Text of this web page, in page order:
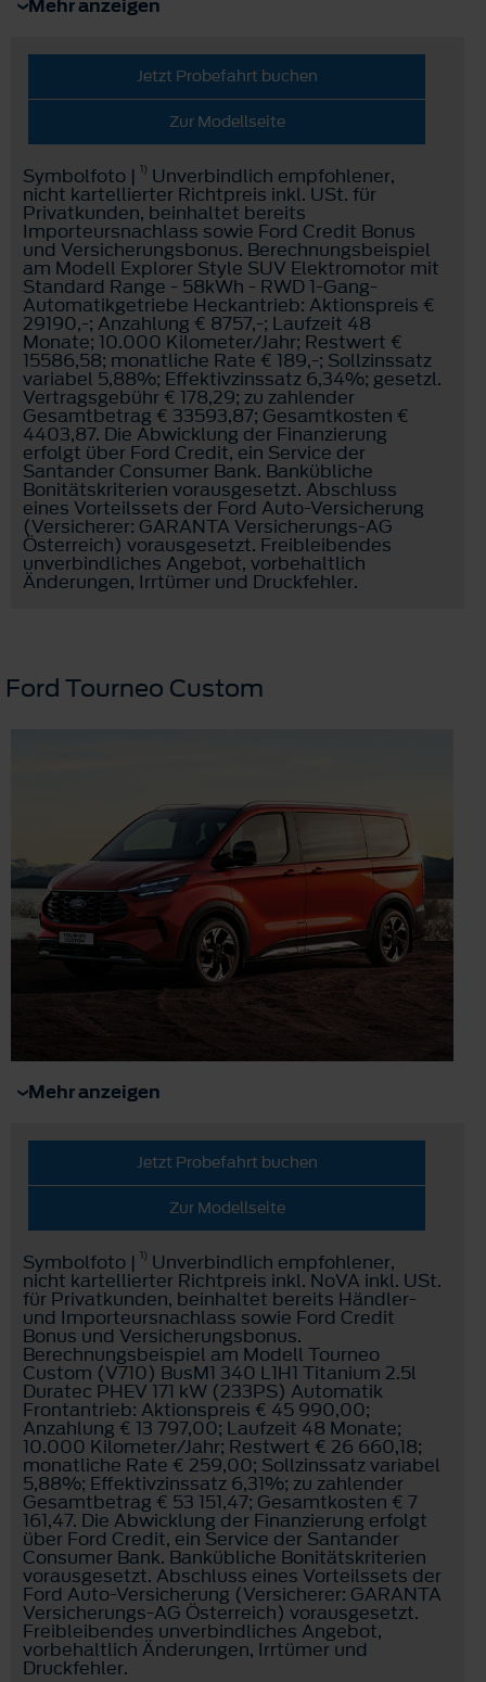
Mehr anzeigen
Jetzt Probefahrt buchen
Zur Modellseite
Symbolfoto | 1) Unverbindlich empfohlener,
nicht kartellierter Richtpreis inkl. USt. für
Privatkunden, beinhaltet bereits
Importeursnachlass sowie Ford Credit Bonus
und Versicherungsbonus. Berechnungsbeispiel
am Modell Explorer Style SUV Elektromotor mit
Standard Range - 58kWh - RWD 1-Gang-
Automatikgetriebe Heckantrieb: Aktionspreis €
29190,-; Anzahlung € 8757,-; Laufzeit 48
Monate; 10.000 Kilometer/Jahr; Restwert €
15586,58; monatliche Rate € 189,-; Sollzinssatz
variabel 5,88%; Effektivzinssatz 6,34%; gesetzl.
Vertragsgebühr € 178,29; zu zahlender
Gesamtbetrag € 33593,87; Gesamtkosten €
4403,87. Die Abwicklung der Finanzierung
erfolgt über Ford Credit, ein Service der
Santander Consumer Bank. Bankübliche
Bonitätskriterien vorausgesetzt. Abschluss
eines Vorteilssets der Ford Auto-Versicherung
(Versicherer: GARANTA Versicherungs-AG
Österreich) vorausgesetzt. Freibleibendes
unverbindliches Angebot, vorbehaltlich
Änderungen, Irrtümer und Druckfehler.
Ford Tourneo Custom
Mehr anzeigen
Jetzt Probefahrt buchen
Zur Modellseite
Symbolfoto | 1) Unverbindlich empfohlener,
nicht kartellierter Richtpreis inkl. NoVA inkl. USt.
für Privatkunden, beinhaltet bereits Händler-
und Importeursnachlass sowie Ford Credit
Bonus und Versicherungsbonus.
Berechnungsbeispiel am Modell Tourneo
Custom (V710) BusM1 340 L1H1 Titanium 2.5l
Duratec PHEV 171 kW (233PS) Automatik
Frontantrieb: Aktionspreis € 45 990,00;
Anzahlung € 13 797,00; Laufzeit 48 Monate;
10.000 Kilometer/Jahr; Restwert € 26 660,18;
monatliche Rate € 259,00; Sollzinssatz variabel
5,88%; Effektivzinssatz 6,31%; zu zahlender
Gesamtbetrag € 53 151,47; Gesamtkosten € 7
161,47. Die Abwicklung der Finanzierung erfolgt
über Ford Credit, ein Service der Santander
Consumer Bank. Bankübliche Bonitätskriterien
vorausgesetzt. Abschluss eines Vorteilssets der
Ford Auto-Versicherung (Versicherer: GARANTA
Versicherungs-AG Österreich) vorausgesetzt.
Freibleibendes unverbindliches Angebot,
vorbehaltlich Änderungen, Irrtümer und
Druckfehler.